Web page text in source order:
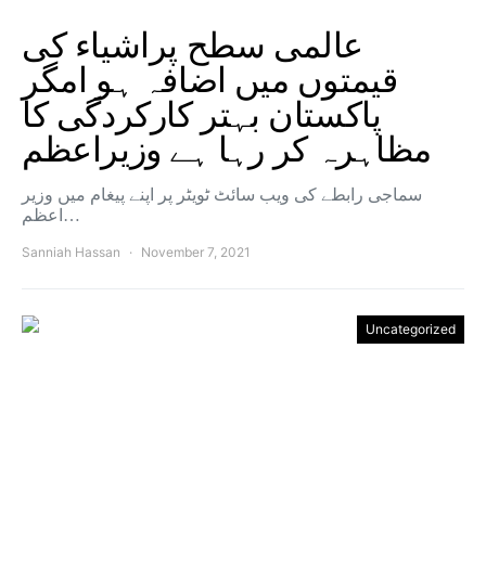
عالمی سطح پراشیاء کی
قیمتوں میں اضافہ ہو امگر
پاکستان بہتر کارکردگی کا
مظاہرہ کر رہا ہے وزیراعظم
سماجی رابطے کی ویب سائٹ ٹویٹر پر اپنے پیغام میں وزیر
اعظم…
Sanniah Hassan November 7, 2021
Uncategorized